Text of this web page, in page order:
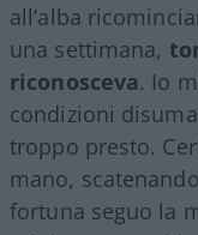
all’alba
una settimana,
riconosceva. Io
condizioni
troppo presto.
mano,
fortuna seguo la